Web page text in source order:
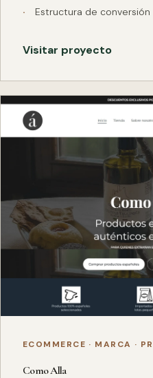
Estructura de conversión
Visitar proyecto
ECOMMERCE · MARCA ·
Como Alla